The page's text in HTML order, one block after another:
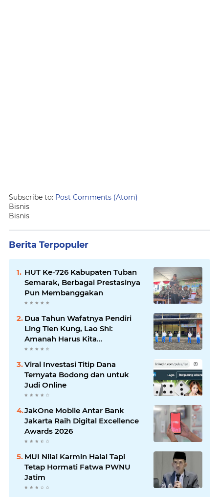
Subscribe to: Post Comments (Atom)
Bisnis
Bisnis
Berita Terpopuler
HUT Ke-726 Kabupaten Tuban
Semarak, Berbagai Prestasinya
Pun Membanggakan
Dua Tahun Wafatnya Pendiri
Ling Tien Kung, Lao Shi:
Amanah Harus Kita
Laksanakan!
Viral Investasi Titip Dana
Ternyata Bodong dan untuk
Judi Online
JakOne Mobile Antar Bank
Jakarta Raih Digital Excellence
Awards 2026
MUI Nilai Karmin Halal Tapi
Tetap Hormati Fatwa PWNU
Jatim